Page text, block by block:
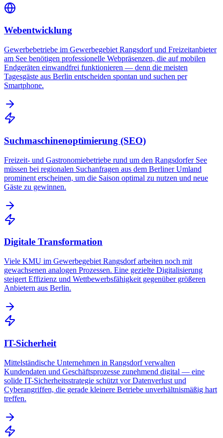
Webentwicklung
Gewerbebetriebe im Gewerbegebiet Rangsdorf und Freizeitanbieter
am See benötigen professionelle Webpräsenzen, die auf mobilen
Endgeräten einwandfrei funktionieren — denn die meisten
Tagesgäste aus Berlin entscheiden spontan und suchen per
Smartphone.
Suchmaschinenoptimierung (SEO)
Freizeit- und Gastronomiebetriebe rund um den Rangsdorfer See
müssen bei regionalen Suchanfragen aus dem Berliner Umland
prominent erscheinen, um die Saison optimal zu nutzen und neue
Gäste zu gewinnen.
Digitale Transformation
Viele KMU im Gewerbegebiet Rangsdorf arbeiten noch mit
gewachsenen analogen Prozessen. Eine gezielte Digitalisierung
steigert Effizienz und Wettbewerbsfähigkeit gegenüber größeren
Anbietern aus Berlin.
IT-Sicherheit
Mittelständische Unternehmen in Rangsdorf verwalten
Kundendaten und Geschäftsprozesse zunehmend digital — eine
solide IT-Sicherheitsstrategie schützt vor Datenverlust und
Cyberangriffen, die gerade kleinere Betriebe unverhältnismäßig hart
treffen.